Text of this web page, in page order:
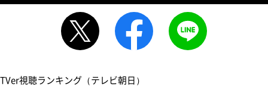
TVer視聴ランキング（テレビ朝日）